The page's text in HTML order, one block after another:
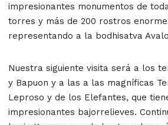
impresionantes monumentos de
torres y más de 200 rostros
representando a la bodhisatva
Nuestra siguiente visita será a los
y Bapuon y a las a las magníficas
Leproso y de los Elefantes, que
impresionantes bajorrelieves.